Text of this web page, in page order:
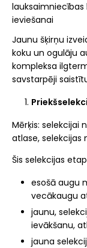
ieviešanai
Jaunu šķirņu
koku un ogulāju
kompleksa
savstarpēji
Mērķis: selekcijai
atlase, selekcijas
Šis selekcijas
esošā augu
vecākaugu
jaunu,
ievākšanu,
jauna